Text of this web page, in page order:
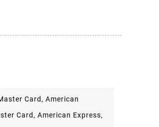
Card, American Express,